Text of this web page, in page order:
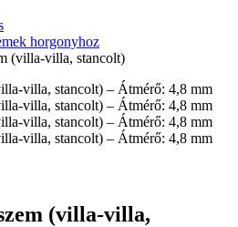
horgonyhoz
(villa-villa, stancolt)
(villa-villa,